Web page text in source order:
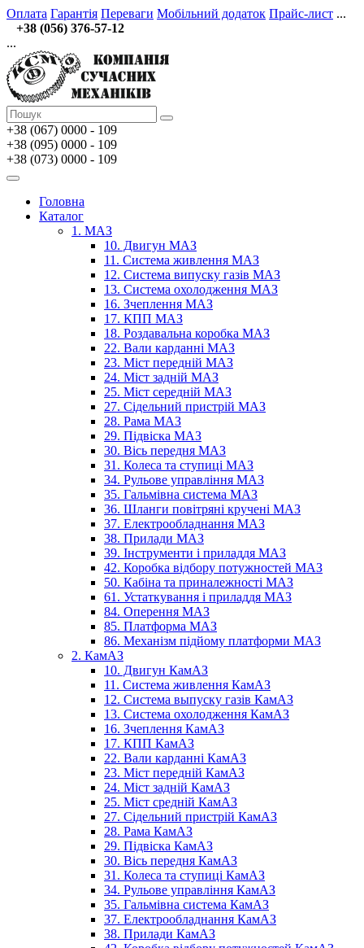
Оплата Гарантія Переваги Мобільний додаток Прайс-лист ...
+38 (056) 376-57-12
...
+38 (067) 0000 - 109
+38 (095) 0000 - 109
+38 (073) 0000 - 109
Головна
Каталог
1. МАЗ
10. Двигун МАЗ
11. Система живлення МАЗ
12. Система випуску газів МАЗ
13. Система охолодження МАЗ
16. Зчеплення МАЗ
17. КПП МАЗ
18. Роздавальна коробка МАЗ
22. Вали карданні МАЗ
23. Міст передній МАЗ
24. Міст задній МАЗ
25. Міст середній МАЗ
27. Сідельний пристрій МАЗ
28. Рама МАЗ
29. Підвіска МАЗ
30. Вісь передня МАЗ
31. Колеса та ступиці МАЗ
34. Рульове управління МАЗ
35. Гальмівна система МАЗ
36. Шланги повітряні кручені МАЗ
37. Електрообладнання МАЗ
38. Прилади МАЗ
39. Інструменти і приладдя МАЗ
42. Коробка відбору потужностей МАЗ
50. Кабіна та приналежності МАЗ
61. Устаткування і приладдя МАЗ
84. Оперення МАЗ
85. Платформа МАЗ
86. Механізм підйому платформи МАЗ
2. КамАЗ
10. Двигун КамАЗ
11. Система живлення КамАЗ
12. Система выпуску газів КамАЗ
13. Система охолодження КамАЗ
16. Зчеплення КамАЗ
17. КПП КамАЗ
22. Вали карданні КамАЗ
23. Міст передній КамАЗ
24. Міст задній КамАЗ
25. Міст средній КамАЗ
27. Сідельний пристрій КамАЗ
28. Рама КамАЗ
29. Підвіска КамАЗ
30. Вісь передня КамАЗ
31. Колеса та ступиці КамАЗ
34. Рульове управління КамАЗ
35. Гальмівна система КамАЗ
37. Електрообладнання КамАЗ
38. Прилади КамАЗ